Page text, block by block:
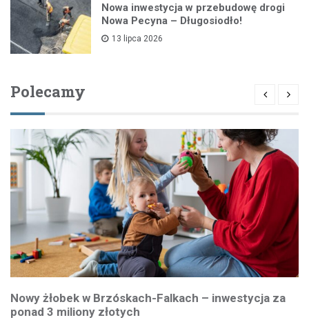
Nowa inwestycja w przebudowę drogi
Nowa Pecyna – Długosiodło!
13 lipca 2026
Polecamy
Nowy żłobek w Brzóskach-Falkach – inwestycja za
ponad 3 miliony złotych